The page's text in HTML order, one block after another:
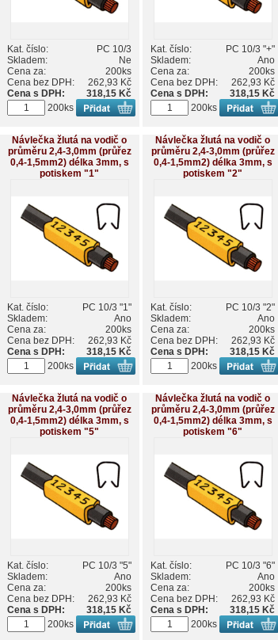
Kat. číslo:
PC 10/3
Skladem:
Ne
Cena za:
200ks
Cena bez DPH:
262,93 Kč
Cena s DPH:
318,15 Kč
200ks
Kat. číslo:
PC 10/3 "+"
Skladem:
Ano
Cena za:
200ks
Cena bez DPH:
262,93 Kč
Cena s DPH:
318,15 Kč
200ks
Návlečka žlutá na vodič o
průměru 2,4-3,0mm (průřez
0,4-1,5mm2) délka 3mm, s
potiskem "1"
Kat. číslo:
PC 10/3 "1"
Skladem:
Ano
Cena za:
200ks
Cena bez DPH:
262,93 Kč
Cena s DPH:
318,15 Kč
200ks
Návlečka žlutá na vodič o
průměru 2,4-3,0mm (průřez
0,4-1,5mm2) délka 3mm, s
potiskem "2"
Kat. číslo:
PC 10/3 "2"
Skladem:
Ano
Cena za:
200ks
Cena bez DPH:
262,93 Kč
Cena s DPH:
318,15 Kč
200ks
Návlečka žlutá na vodič o
průměru 2,4-3,0mm (průřez
0,4-1,5mm2) délka 3mm, s
potiskem "5"
Kat. číslo:
PC 10/3 "5"
Skladem:
Ano
Cena za:
200ks
Cena bez DPH:
262,93 Kč
Cena s DPH:
318,15 Kč
200ks
Návlečka žlutá na vodič o
průměru 2,4-3,0mm (průřez
0,4-1,5mm2) délka 3mm, s
potiskem "6"
Kat. číslo:
PC 10/3 "6"
Skladem:
Ano
Cena za:
200ks
Cena bez DPH:
262,93 Kč
Cena s DPH:
318,15 Kč
200ks